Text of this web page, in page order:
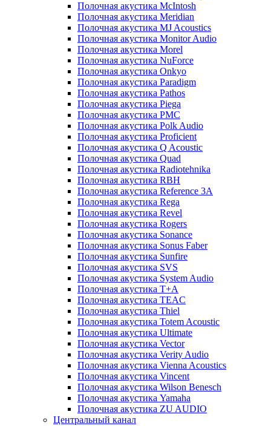
Полочная акустика McIntosh
Полочная акустика Meridian
Полочная акустика MJ Acoustics
Полочная акустика Monitor Audio
Полочная акустика Morel
Полочная акустика NuForce
Полочная акустика Onkyo
Полочная акустика Paradigm
Полочная акустика Pathos
Полочная акустика Piega
Полочная акустика PMC
Полочная акустика Polk Audio
Полочная акустика Proficient
Полочная акустика Q Acoustic
Полочная акустика Quad
Полочная акустика Radiotehnika
Полочная акустика RBH
Полочная акустика Reference 3A
Полочная акустика Rega
Полочная акустика Revel
Полочная акустика Rogers
Полочная акустика Sonance
Полочная акустика Sonus Faber
Полочная акустика Sunfire
Полочная акустика SVS
Полочная акустика System Audio
Полочная акустика T+A
Полочная акустика TEAC
Полочная акустика Thiel
Полочная акустика Totem Acoustic
Полочная акустика Ultimate
Полочная акустика Vector
Полочная акустика Verity Audio
Полочная акустика Vienna Acoustics
Полочная акустика Vincent
Полочная акустика Wilson Benesch
Полочная акустика Yamaha
Полочная акустика ZU AUDIO
Центральный канал